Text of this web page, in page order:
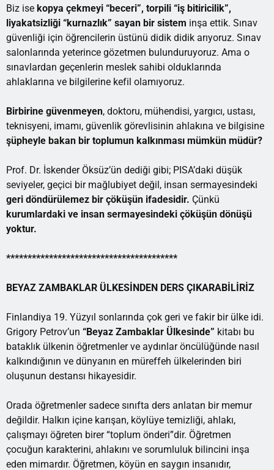
Biz ise kopya çekmeyi “beceri”, torpili “iş bitiricilik”,
liyakatsizliği “kurnazlık” sayan bir sistem inşa ettik. Sınav
güvenliği için öğrencilerin üstünü didik didik arıyoruz. Sınav
salonlarında yeterince gözetmen bulunduruyoruz. Ama o
sınavlardan geçenlerin meslek sahibi olduklarında
ahlaklarına ve bilgilerine kefil olamıyoruz.
Birbirine güvenmeyen, doktoru, mühendisi, yargıcı, ustası,
teknisyeni, imamı, güvenlik görevlisinin ahlakına ve bilgisine
şüpheyle bakan bir toplumun kalkınması mümkün müdür?
Prof. Dr. İskender Öksüz’ün dediği gibi; PISA’daki düşük
seviyeler, geçici bir mağlubiyet değil, insan sermayesindeki
geri döndürülemez bir çöküşün ifadesidir. Çünkü
kurumlardaki ve insan sermayesindeki çöküşün dönüşü
yoktur.
****************************************
BEYAZ ZAMBAKLAR ÜLKESİNDEN DERS ÇIKARABİLİRİZ
Finlandiya 19. Yüzyıl sonlarında çok geri ve fakir bir ülke idi.
Grigory Petrov’un “Beyaz Zambaklar Ülkesinde” kitabı bu
bataklık ülkenin öğretmenler ve aydınlar öncülüğünde nasıl
kalkındığının ve dünyanın en müreffeh ülkelerinden biri
oluşunun destansı hikayesidir.
Orada öğretmenler sadece sınıfta ders anlatan bir memur
değildir. Halkın içine karışan, köylüye temizliği, ahlakı,
çalışmayı öğreten birer “toplum önderi”dir. Öğretmen
çocuğun karakterini, ahlakını ve sorumluluk bilincini inşa
eden mimardır. Öğretmen, köyün en saygın insanıdır,